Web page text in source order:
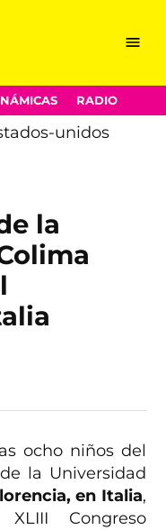
Menu
RADIO
la
ocho niños del
la Universidad
en Italia,
Congreso